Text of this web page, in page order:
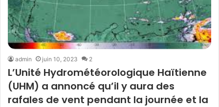
admin juin 10, 2023 2
L’Unité Hydrométéorologique Haïtienne
(UHM) a annoncé qu’il y aura des
rafales de vent pendant la journée et la